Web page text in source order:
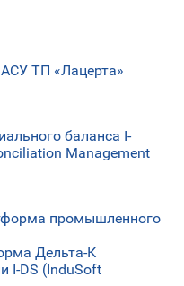
ТП «Лацерта»
баланса I-
Management
промышленного
Дельта-К
I-DS (InduSoft